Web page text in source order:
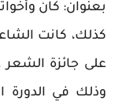
بعنوان: كان
كذلك، كانت
على جائزة